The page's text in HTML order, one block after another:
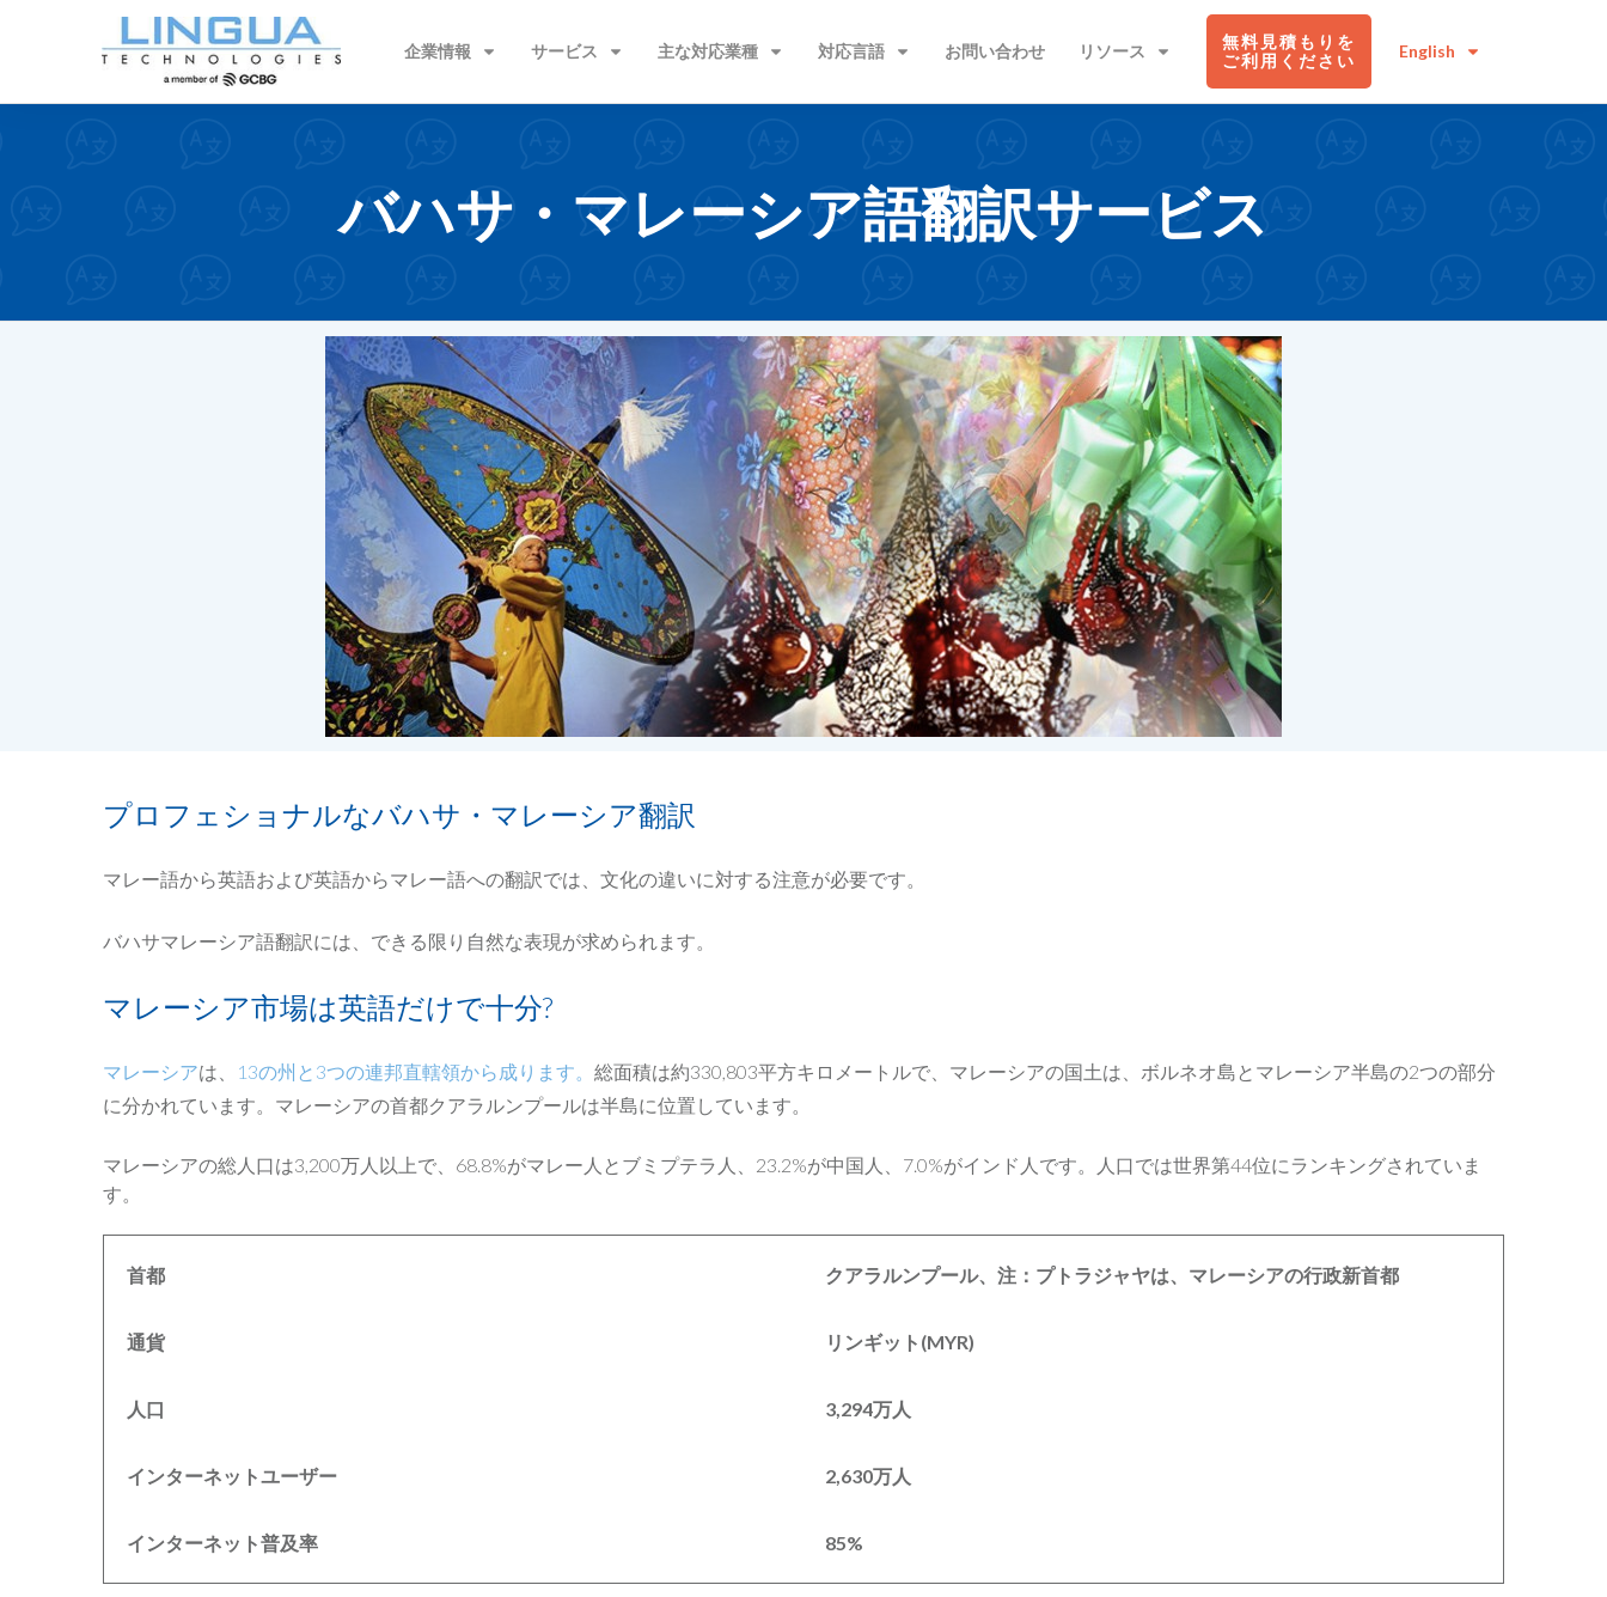
企業情報 サービス 主な対応業種 対応言語 お問い合わせ リソース 無料見積 もりを
ご利用 ください English
バハサ・マレーシア語翻訳サービス
プロフェショナルなバハサ・マレーシア翻訳
マレー語から英語および英語からマレー語への翻訳では、文化の違いに対する注意が必要です。
バハサマレーシア語翻訳には、できる限り自然な表現が求められます。
マレーシア市場は英語だけで十分?
マレーシアは、 13の州と3つの連邦直轄領から成ります。 総面積は約330,803平方キロメートルで、マレーシアの国土は、ボルネオ島とマレーシア半島の2つの部分
に分かれています。マレーシアの首都クアラルンプールは半島に位置しています。
マレーシアの総人口は3,200万人以上で、68.8%がマレー人とブミプテラ人、23.2%が中国人、7.0%がインド人です。人口では世界第44位にランキングされていま
す。
首都
通貨
人口
インターネットユーザー
インターネット普及率
クアラルンプール、注：プトラジャヤは、マレーシアの行政新首都
リンギット (MYR)
3,294万人
2,630万人
85%